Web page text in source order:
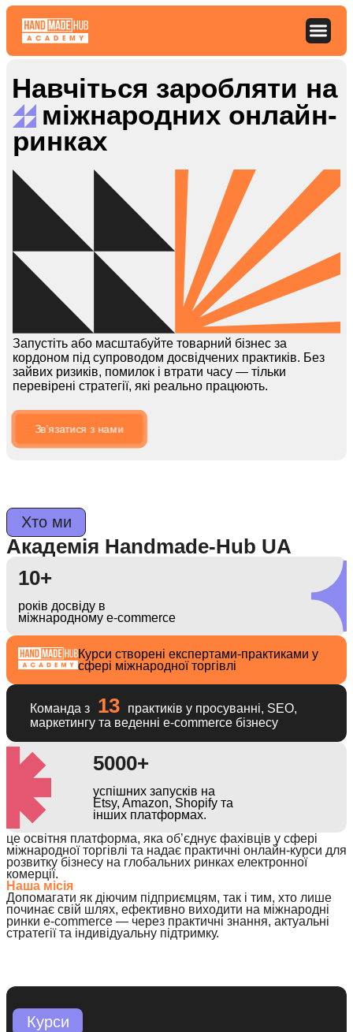
Skip
content
Навчіться заробляти на
міжнародних онлайн-
ринках
Запустіть або масштабуйте товарний бізнес за
кордоном під супроводом досвідчених практиків. Без
зайвих ризиків, помилок і втрати часу — тільки
перевірені стратегії, які реально працюють.
Звʼязатися з нами
Хто ми
Академія Handmade-Hub UA
10+
років досвіду в
міжнародному e-commerce
Курси створені експертами-практиками у
сфері міжнародної торгівлі
Команда з 13
практиків у просуванні, SEO,
маркетингу та веденні e-commerce бізнесу
5000+
успішних запусків на
Etsy, Amazon, Shopify та
інших платформах.
це освітня платформа, яка об’єднує фахівців у сфері
міжнародної торгівлі та надає практичні онлайн-курси для
розвитку бізнесу на глобальних ринках електронної
комерції.
Наша місія
Допомагати як діючим підприємцям, так і тим, хто лише
починає свій шлях, ефективно виходити на міжнародні
ринки e-commerce — через практичні знання, актуальні
стратегії та індивідуальну підтримку.
Курси